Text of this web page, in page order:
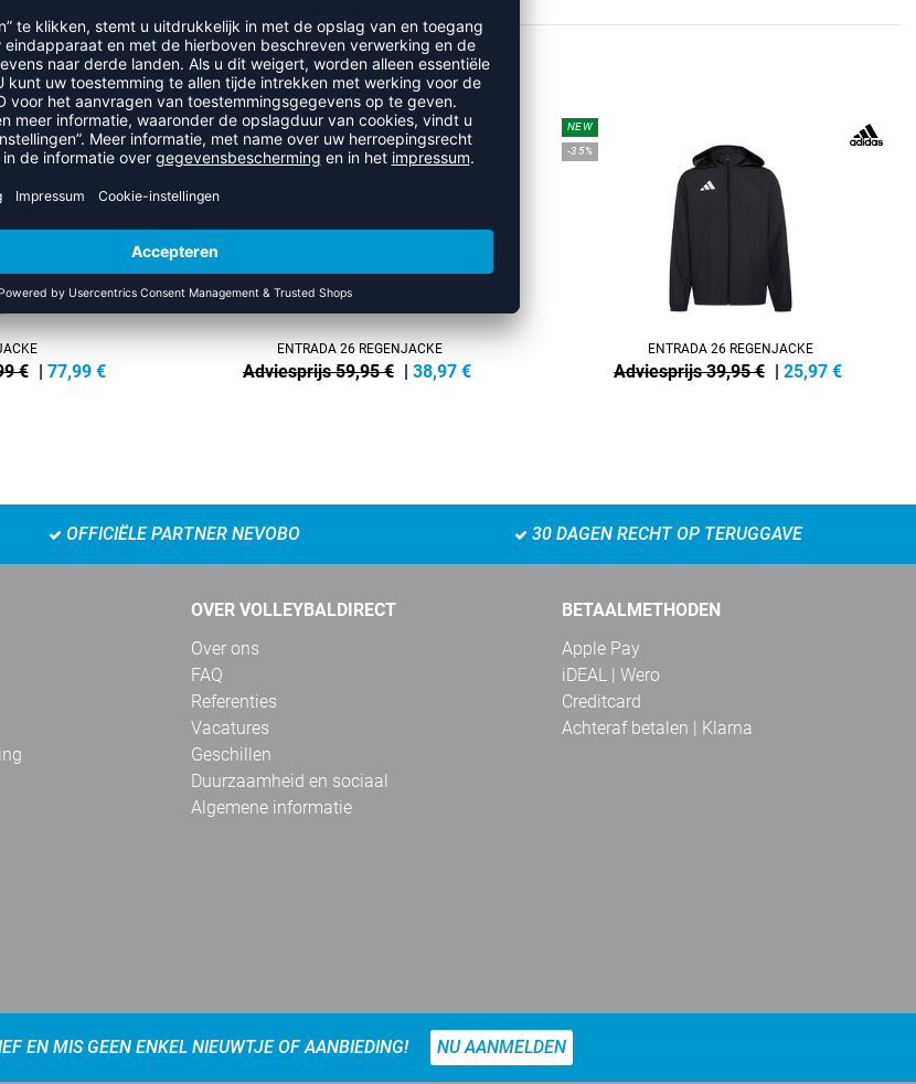
CATEGORIE OUTDOOR JACKS
€ | 77,99 €
NEW
-35%
ENTRADA 26 REGENJACKE
Adviesprijs 59,95 € | 38,97 €
NEW
-35%
ENTRADA 26 REGENJACKE
Adviesprijs 39,95 € | 25,97 €
OFFICIËLE PARTNER NEVOBO 30 DAGEN RECHT OP TERUGGAVE
OVER VOLLEYBALDIRECT
Over ons
FAQ
Referenties
Vacatures
Geschillen
Duurzaamheid en sociaal
Algemene informatie
BETAALMETHODEN
Apple Pay
iDEAL | Wero
Creditcard
Achteraf betalen | Klarna
EN MIS GEEN ENKEL NIEUWTJE OF AANBIEDING! NU AANMELDEN